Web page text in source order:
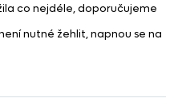
co nejdéle, doporučujeme
nutné žehlit, napnou se na